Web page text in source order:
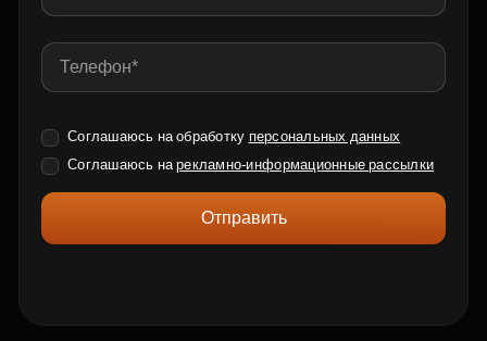
Соглашаюсь на обработку персональных данных
Соглашаюсь нарекламно-информационные рассылки
Отправить